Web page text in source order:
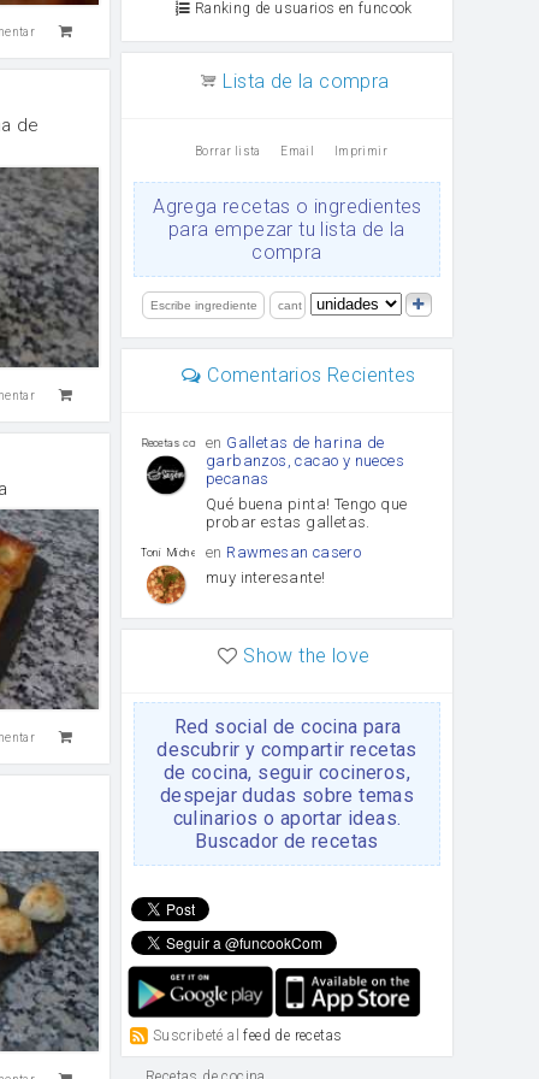
de
Ranking de usuarios en funcook
Lista de la compra
Borrar lista Email Imprimir
Agrega recetas o ingredientes
para empezar tu lista de la
compra
Comentarios Recientes
Recetas con sazon
en Galletas de harina de
garbanzos, cacao y nueces
pecanas
Qué buena pinta! Tengo que
probar estas galletas.
Toni Michel Caubet
en Rawmesan casero
muy interesante!
HOJALDROSA TV
enLasaña casera fácil y
rápida
https://youtu.be/J5e1ddxNWjk
HOJALDROSA TV
enGachas de la abuela
Rosa
https://youtu.be/Mz69gcVO3sI
enReceta Del Bizcocho
el bizcocho de xoco y en el
apartado de los ingredientes
te has olvidado de poner la
cantidad q se debería de
poner. Gracias. Rosa
Rosa en6 Magdalenas caseras
con pepitas de choco
Para una merienda por
Show the love
Red social de cocina para
descubrir y compartir recetas
de cocina, seguir cocineros,
despejar dudas sobre temas
culinarios o aportar ideas.
Buscador de recetas
Suscribeté alfeed de recetas